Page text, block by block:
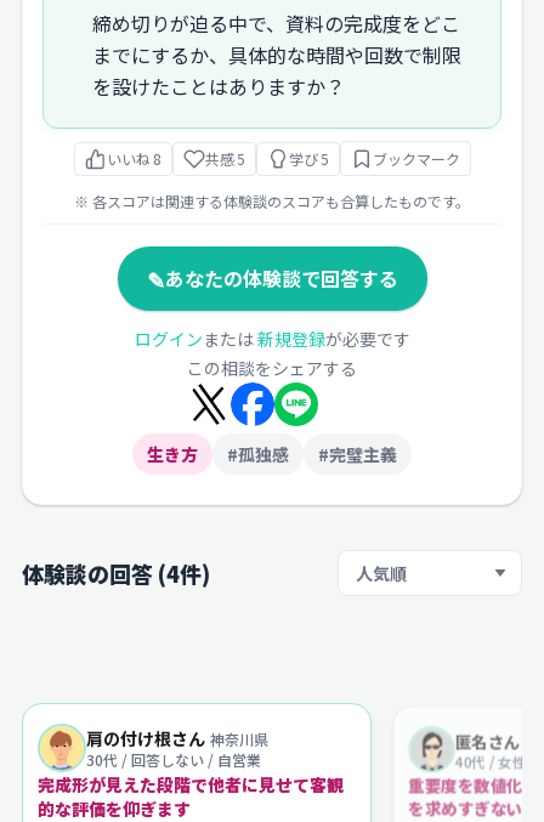
締め切りが迫る中で、資料の完成度をどこ
までにするか、具体的な時間や回数で制限
を設けたことはありますか？
いいね 8 共感5 学び5 ブックマーク
※ 各スコアは関連する体験談のスコアも合算したものです。
✎あなたの体験談で回答する
ログインまたは新規登録が必要です
この相談をシェアする
生き方 #孤独感 #完璧主義
体験談の回答 (4件) 並び順
肩の付け根さん 神奈川県
30代 / 回答しない / 自営業
完成形が見えた段階で他者に見せて客観
的な評価を仰ぎます
匿名さん
40代 / 女性
重要度を数値化
を求めすぎない